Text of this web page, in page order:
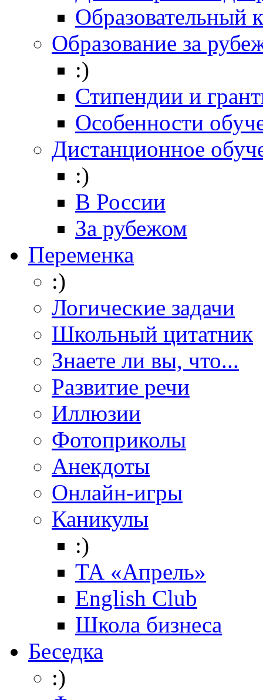
Образовательный
Образование за
:)
Стипендии и
Особенности
Дистанционное
:)
В России
За рубежом
Переменка
:)
Логические задачи
Школьный цитатник
Знаете ли вы, что...
Развитие речи
Иллюзии
Фотоприколы
Анекдоты
Онлайн-игры
Каникулы
:)
ТА «Апрель»
English Club
Школа бизнеса
Беседка
:)